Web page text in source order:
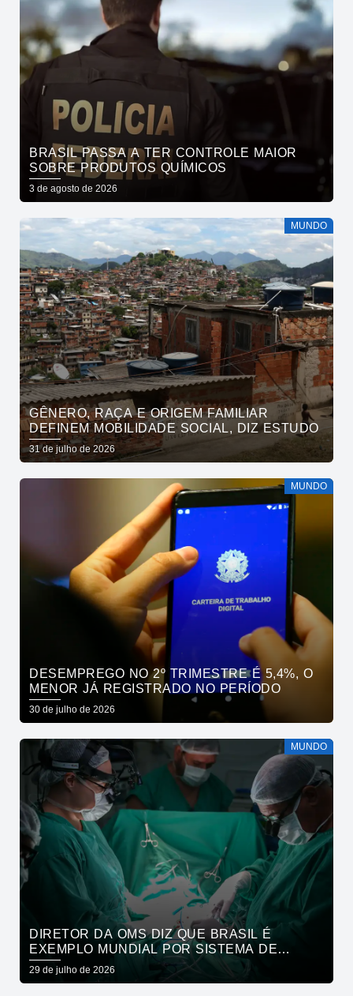
BRASIL PASSA A TER CONTROLE MAIOR
SOBRE PRODUTOS QUÍMICOS
3 de agosto de 2026
MUNDO
GÊNERO, RAÇA E ORIGEM FAMILIAR
DEFINEM MOBILIDADE SOCIAL, DIZ ESTUDO
31 de julho de 2026
MUNDO
DESEMPREGO NO 2º TRIMESTRE É 5,4%, O
MENOR JÁ REGISTRADO NO PERÍODO
30 de julho de 2026
MUNDO
DIRETOR DA OMS DIZ QUE BRASIL É
EXEMPLO MUNDIAL POR SISTEMA DE
SAÚDE
29 de julho de 2026